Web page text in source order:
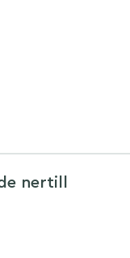
nertill